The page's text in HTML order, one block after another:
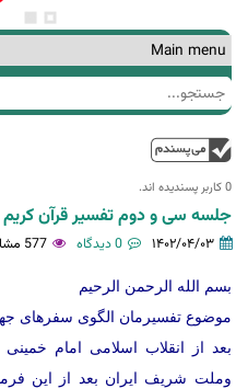
فرم
جستجو
جستجو
0 کاربر پسندیده اند.‎
جلسه سی و دوم تفسیر قرآن کریم (1402/03/
۱۴۰۲/۰۴/۰۳ 0 دیدگاه 577 مشاهده
بسم الله الرحمن الرحیم
موضوع تفسیرمان الگوی سفرهای
بعد از انقلاب اسلامی امام
وملت شریف ایران بعد از این